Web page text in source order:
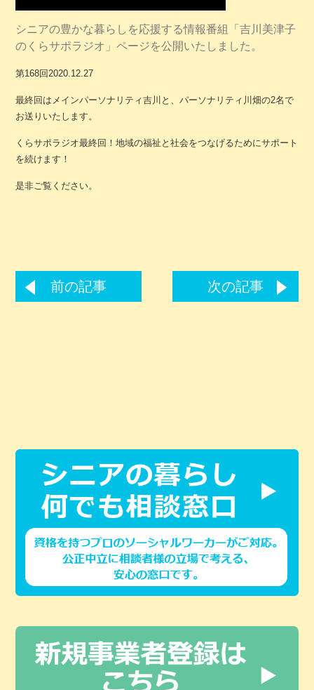
シニアの豊かな暮らしを応援する情報番組「吉川美津子
のくらサポラジオ」ページを公開いたしました。
第168回2020.12.27
最終回はメインパーソナリティ吉川と、パーソナリティ川畑の2名で
お送りいたします。
くらサポラジオ最終回！地域の福祉と社会をつなげるためにサポート
を続けます！
是非ご覧ください。
前の記事 次の記事